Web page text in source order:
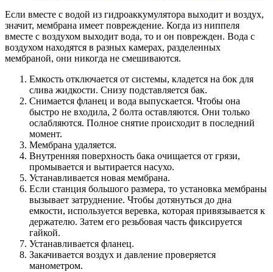
Если вместе с водой из гидроаккумулятора выходит и воздух,
значит, мембрана имеет повреждение. Когда из ниппеля
вместе с воздухом выходит вода, то и он поврежден. Вода с
воздухом находятся в разных камерах, разделенных
мембраной, они никогда не смешиваются.
Емкость отключается от системы, кладется на бок для
слива жидкости. Снизу подставляется бак.
Снимается фланец и вода выпускается. Чтобы она
быстро не входила, 2 болта оставляются. Они только
ослабляются. Полное снятие происходит в последний
момент.
Мембрана удаляется.
Внутренняя поверхность бака очищается от грязи,
промывается и вытирается насухо.
Устанавливается новая мембрана.
Если станция большого размера, то установка мембраны
вызывает затруднение. Чтобы дотянуться до дна
емкости, используется веревка, которая привязывается к
держателю. Затем его резьбовая часть фиксируется
гайкой.
Устанавливается фланец.
Закачивается воздух и давление проверяется
манометром.